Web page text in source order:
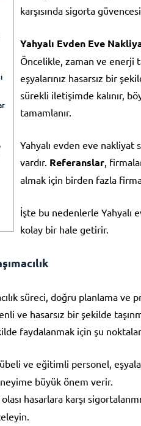
karşısında sigorta
Yahyalı Evden Eve
Öncelikle, zaman ve enerji
eşyalarınız hasarsız bir
sürekli iletişimde kalınır,
tamamlanır.
Yahyalı evden eve
vardır. Referanslar ,
almak için birden fazla
İşte bu nedenlerle Yahyalı
kolay bir hale getirir.
süreci, doğru planlama
ve hasarsız bir şekilde
faydalanmak için şu
ve eğitimli personel,
büyük önem verir.
olası hasarlara karşı